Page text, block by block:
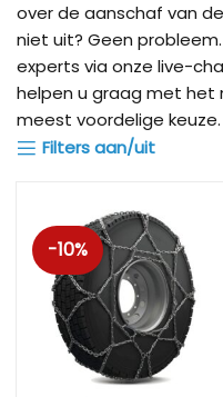
over de aanschaf van
niet uit? Geen
experts via onze live-
helpen u graag met
meest voordelige keuze.
Filters aan/uit
-10%